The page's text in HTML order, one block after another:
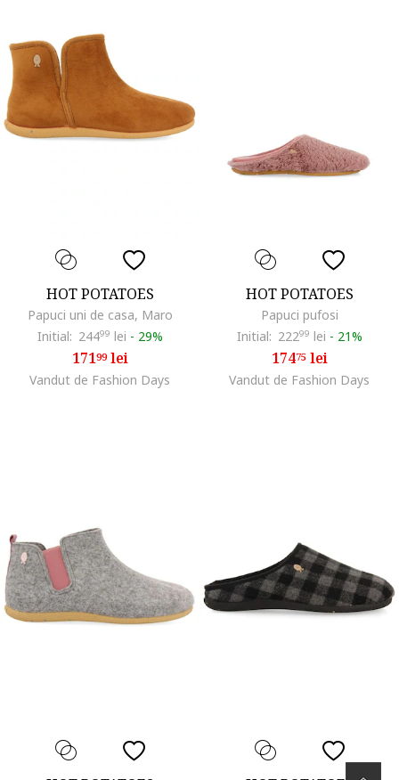
HOT POTATOES
Papuci uni de casa, Maro
Initial: 24499 lei - 29%
17199lei
Vandut de Fashion Days
HOT POTATOES
Papuci pufosi
Initial: 22299 lei - 21%
17475lei
Vandut de Fashion Days